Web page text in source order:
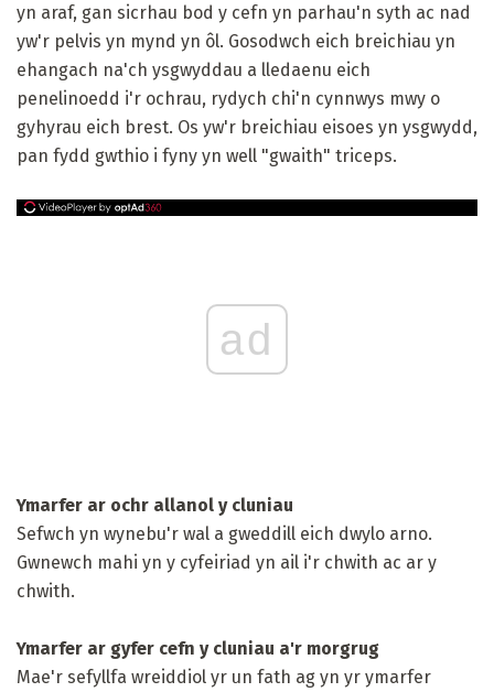
yn araf, gan sicrhau bod y cefn yn parhau'n syth ac nad
yw'r pelvis yn mynd yn ôl. Gosodwch eich breichiau yn
ehangach na'ch ysgwyddau a lledaenu eich
penelinoedd i'r ochrau, rydych chi'n cynnwys mwy o
gyhyrau eich brest. Os yw'r breichiau eisoes yn ysgwydd,
pan fydd gwthio i fyny yn well "gwaith" triceps.
ad
Ymarfer ar ochr allanol y cluniau
Sefwch yn wynebu'r wal a gweddill eich dwylo arno.
Gwnewch mahi yn y cyfeiriad yn ail i'r chwith ac ar y
chwith.
Ymarfer ar gyfer cefn y cluniau a'r morgrug
Mae'r sefyllfa wreiddiol yr un fath ag yn yr ymarfer